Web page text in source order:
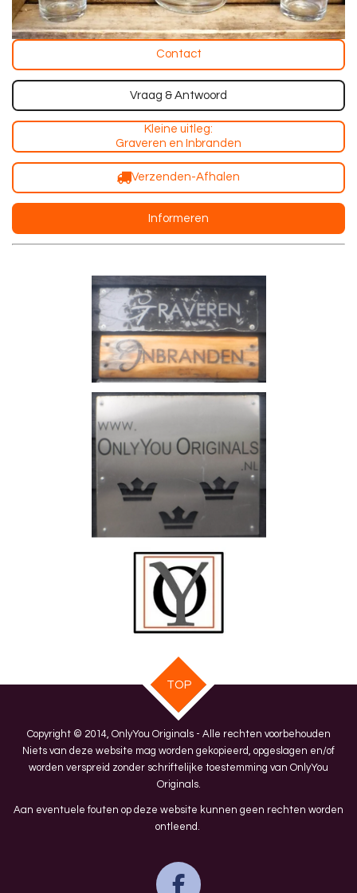
Contact
Vraag & Antwoord
Kleine uitleg:
Graveren en Inbranden
Verzenden-Afhalen
Informeren
TOP
Copyright © 2014, OnlyYou Originals - Alle rechten voorbehouden
Niets van deze website mag worden gekopieerd, opgeslagen en/of
worden verspreid zonder schriftelijke toestemming van OnlyYou
Originals.
Aan eventuele fouten op deze website kunnen geen rechten worden
ontleend.